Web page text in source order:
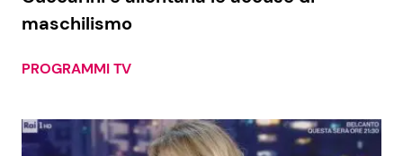
maschilismo
PROGRAMMI TV